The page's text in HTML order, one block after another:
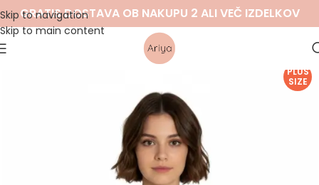
Skip to navigation
Skip to main content
GRATIS DOSTAVA OB NAKUPU 2 ALI VEČ IZDELKOV
PLUS
SIZE